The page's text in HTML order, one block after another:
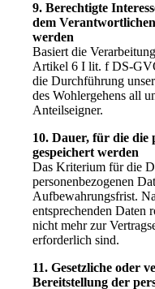
9. Berechtigte
dem
werden
Basiert die
Artikel 6 I lit. f DS-
die Durchführung
des Wohlergehens all
Anteilseigner.
10. Dauer, für die die
gespeichert werden
Das Kriterium für die
personenbezogenen
Aufbewahrungsfrist.
entsprechenden Daten
nicht mehr zur
erforderlich sind.
11. Gesetzliche oder
Bereitstellung der